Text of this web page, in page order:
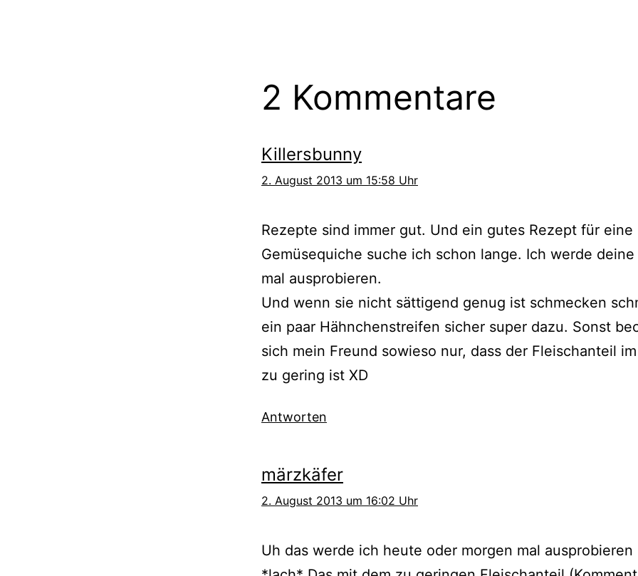
2 Kommentare
Killersbunny
2. August 2013 um 15:58 Uhr
Rezepte sind immer gut. Und ein gutes Rezept für eine
Gemüsequiche suche ich schon lange. Ich werde
mal ausprobieren.
Und wenn sie nicht sättigend genug ist schmecken
ein paar Hähnchenstreifen sicher super dazu. Sonst
sich mein Freund sowieso nur, dass der Fleischanteil
zu gering ist XD
Antworten
märzkäfer
2. August 2013 um 16:02 Uhr
Uh das werde ich heute oder morgen mal ausprobieren